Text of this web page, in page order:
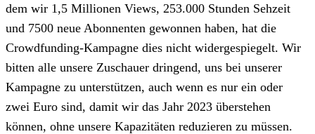
dem wir 1,5 Millionen Views, 253.000 Stunden Sehzeit
und 7500 neue Abonnenten gewonnen haben, hat die
Crowdfunding-Kampagne dies nicht widergespiegelt. Wir
bitten alle unsere Zuschauer dringend, uns bei unserer
Kampagne zu unterstützen, auch wenn es nur ein oder
zwei Euro sind, damit wir das Jahr 2023 überstehen
können, ohne unsere Kapazitäten reduzieren zu müssen.